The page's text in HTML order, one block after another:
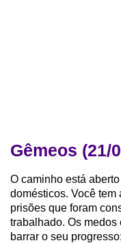
Gêmeos (21/
O caminho está
domésticos. Você
prisões que foram
trabalhado. Os
barrar o seu